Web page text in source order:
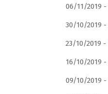
06/11/2019 -
30/10/2019 -
23/10/2019 -
16/10/2019 -
09/10/2019 -